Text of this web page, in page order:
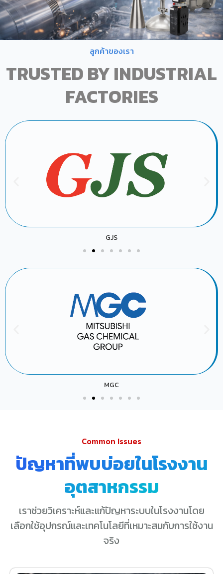
ลูกค้าของเรา
TRUSTED BY INDUSTRIAL
FACTORIES
GJS
MGC
Common Issues
ปัญหาที่พบบ่อยในโรงงาน
อุตสาหกรรม
เราช่วยวิเคราะห์และแก้ปัญหาระบบในโรงงานโดย
เลือกใช้อุปกรณ์และเทคโนโลยีที่เหมาะสมกับการใช้งาน
จริง